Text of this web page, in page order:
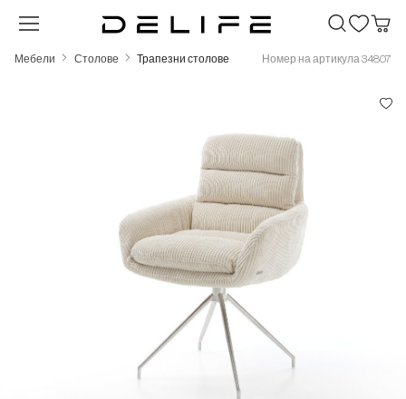
Преминете към основното съдържание
Мебели Столове Трапезни столове Номер на артикула 34807